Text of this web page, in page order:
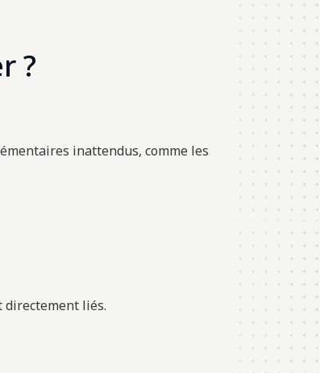
?
inattendus, comme les
directement liés.